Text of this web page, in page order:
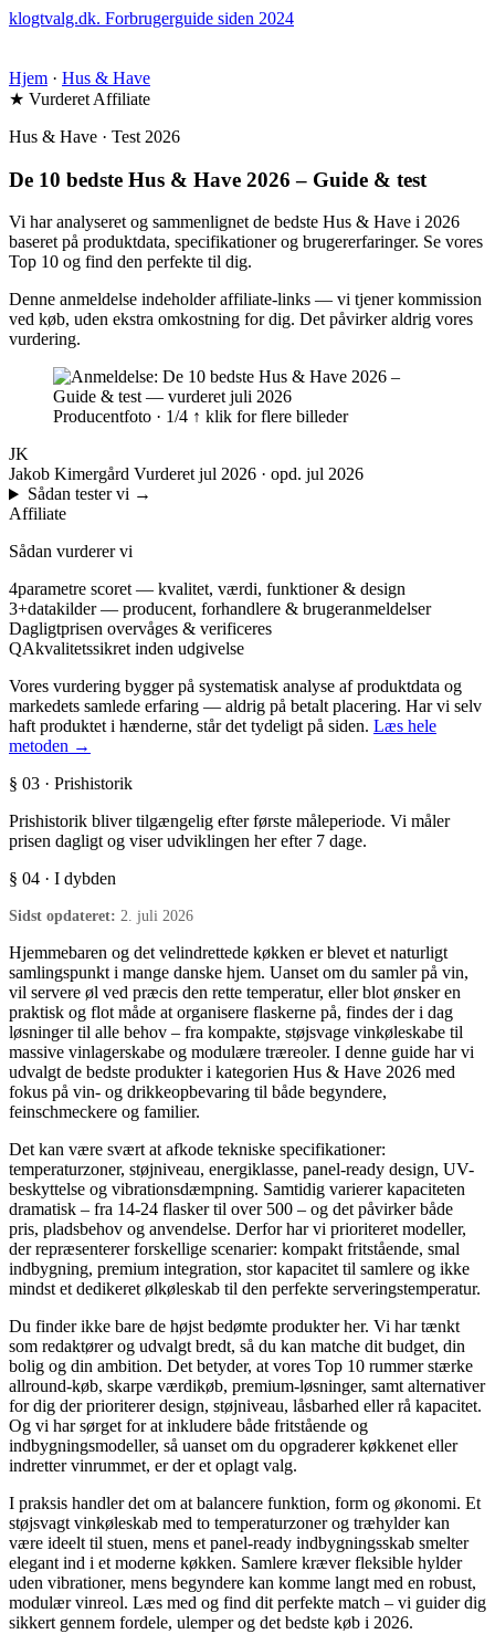
klogtvalg.dk. Forbrugerguide siden 2024
Hjem · Hus & Have
★ Vurderet Affiliate
Hus & Have · Test 2026
De 10 bedste Hus & Have 2026 – Guide & test
Vi har analyseret og sammenlignet de bedste Hus & Have i 2026
baseret på produktdata, specifikationer og brugererfaringer. Se vores
Top 10 og find den perfekte til dig.
Denne anmeldelse indeholder affiliate-links — vi tjener kommission
ved køb, uden ekstra omkostning for dig. Det påvirker aldrig vores
vurdering.
Producentfoto · 1/4 ↑ klik for flere billeder
JK
Jakob Kimergård Vurderet jul 2026 · opd. jul 2026
Sådan tester vi →
Affiliate
Sådan vurderer vi
4parametre scoret — kvalitet, værdi, funktioner & design
3+datakilder — producent, forhandlere & brugeranmeldelser
Dagligtprisen overvåges & verificeres
QAkvalitetssikret inden udgivelse
Vores vurdering bygger på systematisk analyse af produktdata og
markedets samlede erfaring — aldrig på betalt placering. Har vi selv
haft produktet i hænderne, står det tydeligt på siden. Læs hele
metoden →
§ 03 · Prishistorik
Prishistorik bliver tilgængelig efter første måleperiode. Vi måler
prisen dagligt og viser udviklingen her efter 7 dage.
§ 04 · I dybden
Sidst opdateret: 2. juli 2026
Hjemmebaren og det velindrettede køkken er blevet et naturligt
samlingspunkt i mange danske hjem. Uanset om du samler på vin,
vil servere øl ved præcis den rette temperatur, eller blot ønsker en
praktisk og flot måde at organisere flaskerne på, findes der i dag
løsninger til alle behov – fra kompakte, støjsvage vinkøleskabe til
massive vinlagerskabe og modulære træreoler. I denne guide har vi
udvalgt de bedste produkter i kategorien Hus & Have 2026 med
fokus på vin- og drikkeopbevaring til både begyndere,
feinschmeckere og familier.
Det kan være svært at afkode tekniske specifikationer:
temperaturzoner, støjniveau, energiklasse, panel-ready design, UV-
beskyttelse og vibrationsdæmpning. Samtidig varierer kapaciteten
dramatisk – fra 14-24 flasker til over 500 – og det påvirker både
pris, pladsbehov og anvendelse. Derfor har vi prioriteret modeller,
der repræsenterer forskellige scenarier: kompakt fritstående, smal
indbygning, premium integration, stor kapacitet til samlere og ikke
mindst et dedikeret ølkøleskab til den perfekte serveringstemperatur.
Du finder ikke bare de højst bedømte produkter her. Vi har tænkt
som redaktører og udvalgt bredt, så du kan matche dit budget, din
bolig og din ambition. Det betyder, at vores Top 10 rummer stærke
allround-køb, skarpe værdikøb, premium-løsninger, samt alternativer
for dig der prioriterer design, støjniveau, låsbarhed eller rå kapacitet.
Og vi har sørget for at inkludere både fritstående og
indbygningsmodeller, så uanset om du opgraderer køkkenet eller
indretter vinrummet, er der et oplagt valg.
I praksis handler det om at balancere funktion, form og økonomi. Et
støjsvagt vinkøleskab med to temperaturzoner og træhylder kan
være ideelt til stuen, mens et panel-ready indbygningsskab smelter
elegant ind i et moderne køkken. Samlere kræver fleksible hylder
uden vibrationer, mens begyndere kan komme langt med en robust,
modulær vinreol. Læs med og find dit perfekte match – vi guider dig
sikkert gennem fordele, ulemper og det bedste køb i 2026.